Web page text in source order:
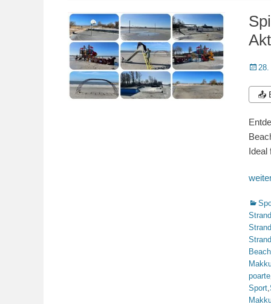
28.
📤
Ideal
Strand
Strand
Strand
Beach
poarte
Sport,